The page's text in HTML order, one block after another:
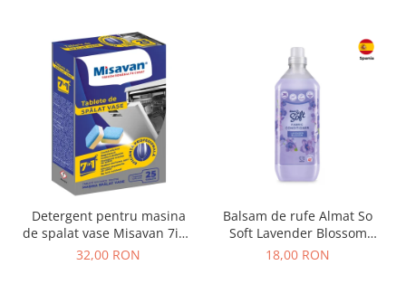
Detergent pentru masina
de spalat vase Misavan 7in1
25 tablete
32,00 RON
Balsam de rufe Almat So
Soft Lavender Blossom
Spania 1,26L
18,00 RON